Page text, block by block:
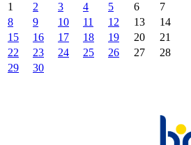
1
2 3 4 5 6
7
8
9 10 11 12 13
14
15
16 17 18 19 20
21
22
23 24 25 26 27
28
29
30